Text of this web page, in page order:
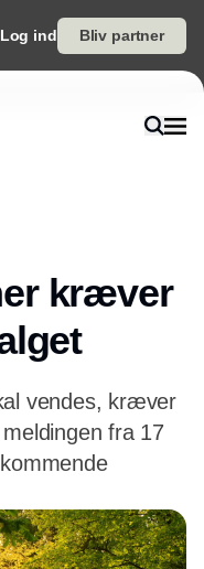
Log ind Bliv partner
kræver
vendes, kræver
fra 17